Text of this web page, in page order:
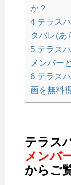
か？
4 テラス
タバレ(あ
5 テラス
メンバー
6 テラス
画を無料
テラス
メンバ
からご